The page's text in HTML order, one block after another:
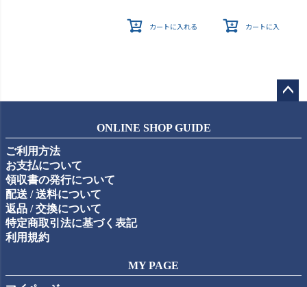
カートに入れる カートに入れる
ップ
ONLINE SHOP GUIDE
ご利用方法
お支払について
領収書の発行について
配送 / 送料について
返品 / 交換について
特定商取引法に基づく表記
利用規約
MY PAGE